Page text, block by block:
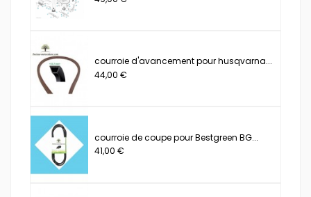
courroie d'avancement pour husqvarna...
44,00 €
courroie de coupe pour Bestgreen BG...
41,00 €